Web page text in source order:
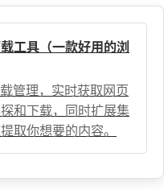
工具（一款好用的浏
管理，实时获取网页
和下载，同时扩展集
取你想要的内容。